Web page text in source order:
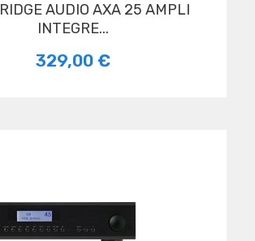
INTEGRE...
329,00 €